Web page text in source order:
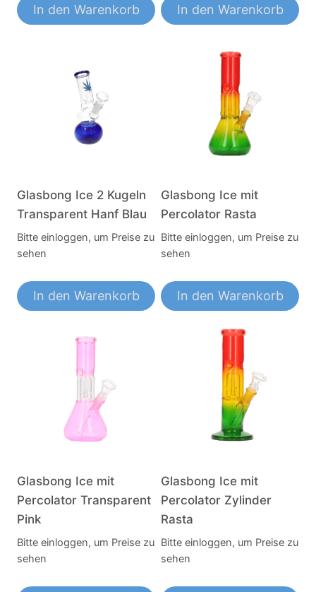
In den Warenkorb In den Warenkorb
Glasbong Ice 2 Kugeln
Transparent Hanf Blau
Bitte einloggen, um Preise zu
sehen
In den Warenkorb
Glasbong Ice mit
Percolator Rasta
Bitte einloggen, um Preise zu
sehen
In den Warenkorb
Glasbong Ice mit
Percolator Transparent
Pink
Bitte einloggen, um Preise zu
sehen
Glasbong Ice mit
Percolator Zylinder
Rasta
Bitte einloggen, um Preise zu
sehen